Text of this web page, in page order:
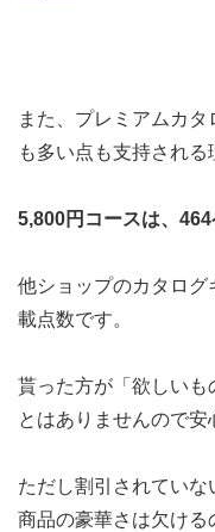
また、プレミアムカ
も多い点も支持される
5,800円コースは、
他ショップのカタロ
載点数です。
貰った方が「欲しいも
とはありませんので安
ただし割引されてい
商品の豪華さは欠け